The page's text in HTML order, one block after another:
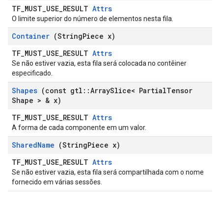
TF_MUST_USE_RESULT Attrs
O limite superior do número de elementos nesta fila.
Container (StringPiece x)
TF_MUST_USE_RESULT Attrs
Se não estiver vazia, esta fila será colocada no contêiner
especificado.
Shapes (const gtl ::ArraySlice< PartialTensor
Shape > & x)
TF_MUST_USE_RESULT Attrs
A forma de cada componente em um valor.
SharedName (StringPiece x)
TF_MUST_USE_RESULT Attrs
Se não estiver vazia, esta fila será compartilhada com o nome
fornecido em várias sessões.